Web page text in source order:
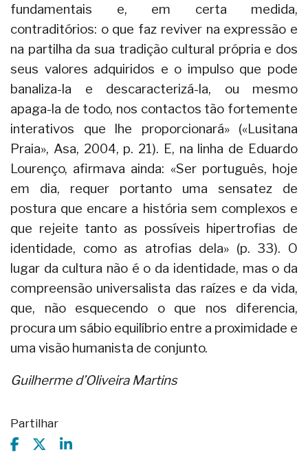
fundamentais e, em certa medida,
contraditórios: o que faz reviver na expressão e
na partilha da sua tradição cultural própria e dos
seus valores adquiridos e o impulso que pode
banaliza-la e descaracterizá-la, ou mesmo
apaga-la de todo, nos contactos tão fortemente
interativos que lhe proporcionará» («Lusitana
Praia», Asa, 2004, p. 21). E, na linha de Eduardo
Lourenço, afirmava ainda: «Ser português, hoje
em dia, requer portanto uma sensatez de
postura que encare a história sem complexos e
que rejeite tanto as possíveis hipertrofias de
identidade, como as atrofias dela» (p. 33). O
lugar da cultura não é o da identidade, mas o da
compreensão universalista das raízes e da vida,
que, não esquecendo o que nos diferencia,
procura um sábio equilíbrio entre a proximidade e
uma visão humanista de conjunto.
Guilherme d’Oliveira Martins
Partilhar